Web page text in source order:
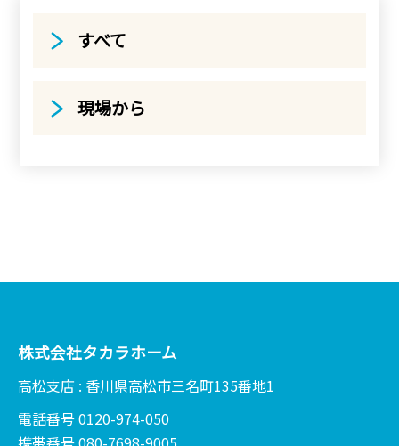
すべて
現場から
株式会社タカラホーム
高松支店 : 香川県高松市三名町135番地1
電話番号 0120-974-050